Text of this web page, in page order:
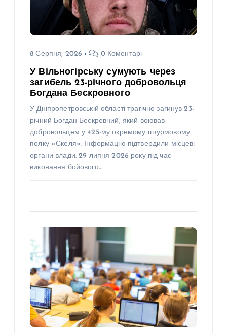
8 Серпня, 2026 0 Коментарі
У Вільногірську сумують через
загибель 23-річного добровольця
Богдана Бескровного
У Дніпропетровській області трагічно загинув 23-
річний Богдан Бескровний, який воював
добровольцем у 425-му окремому штурмовому
полку «Скеля». Інформацію підтвердили місцеві
органи влади. 29 липня 2026 року під час
виконання бойового…